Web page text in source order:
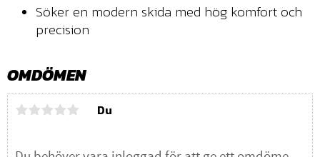
Söker en modern skida med hög komfort och
precision
OMDÖMEN
Du